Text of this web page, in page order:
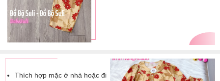
Thích hợp mặc ở nhà hoặc đi